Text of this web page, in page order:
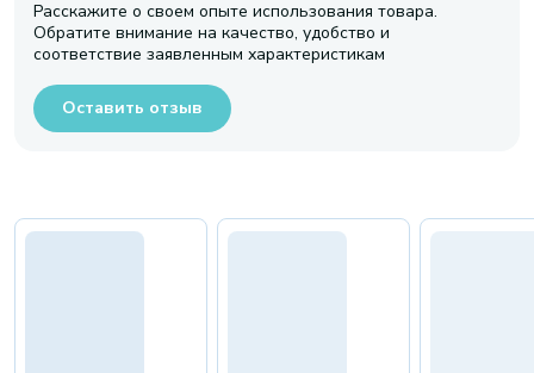
Расскажите о своем опыте использования товара.
Обратите внимание на качество, удобство и
соответствие заявленным характеристикам
Оставить отзыв